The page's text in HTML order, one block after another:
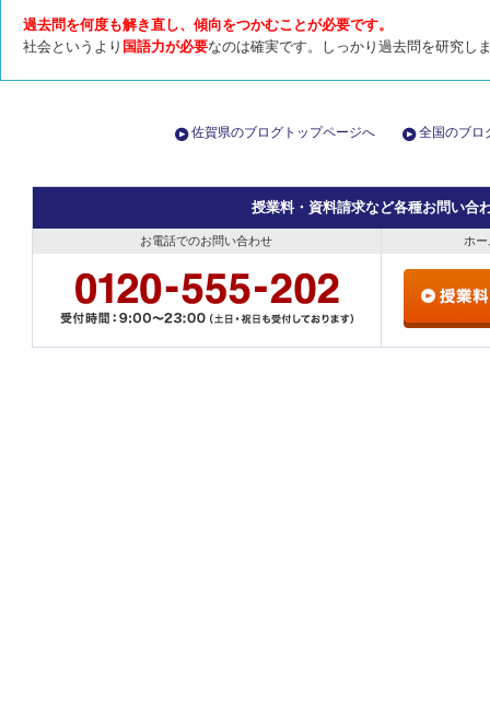
過去問を何度も解き直し、傾向をつかむことが必要です。
社会というより 国語力が必要なのは確実です。しっかり過去問を研究し
佐賀県のブログトップページへ 全国のブロ
授業料・資料請求など各種お問い合
お電話でのお問い合わせ ホ